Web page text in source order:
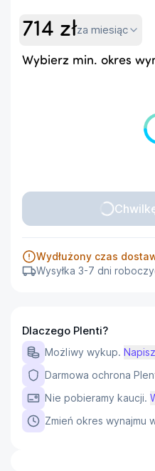
714 złza miesiąc
Wybierz min. okres
Wydłużony czas
Wysyłka 3-7 dni
Dlaczego Plenti?
Możliwy wykup.
Darmowa ochrona
Nie pobieramy kaucji.
Zmień okres wynajmu